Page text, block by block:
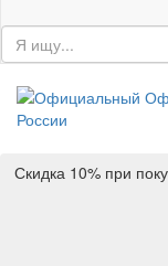
Скидка 10% при